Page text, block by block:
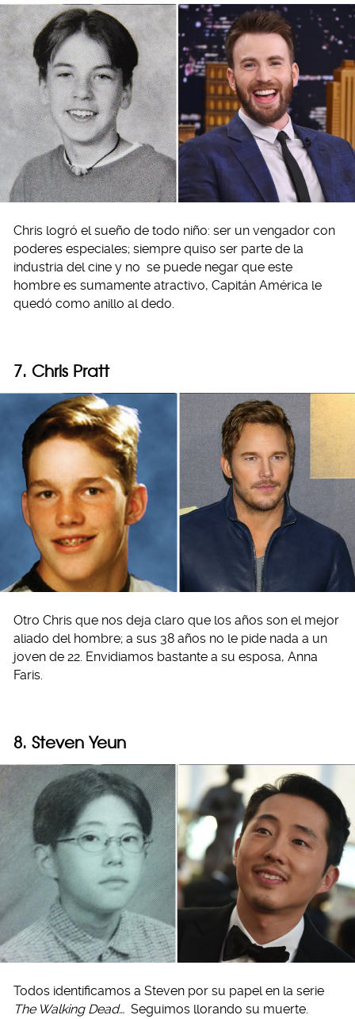
Chris logró el sueño de todo niño: ser un vengador con
poderes especiales; siempre quiso ser parte de la
industria del cine y no se puede negar que este
hombre es sumamente atractivo, Capitán América le
quedó como anillo al dedo.
7. Chris Pratt
Otro Chris que nos deja claro que los años son el mejor
aliado del hombre; a sus 38 años no le pide nada a un
joven de 22. Envidiamos bastante a su esposa, Anna
Faris.
8. Steven Yeun
Todos identificamos a Steven por su papel en la serie
The Walking Dead… Seguimos llorando su muerte.